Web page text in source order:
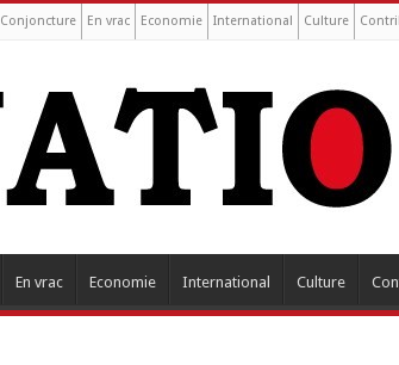
Conjoncture En vrac Economie International Culture
En vrac Economie International Culture